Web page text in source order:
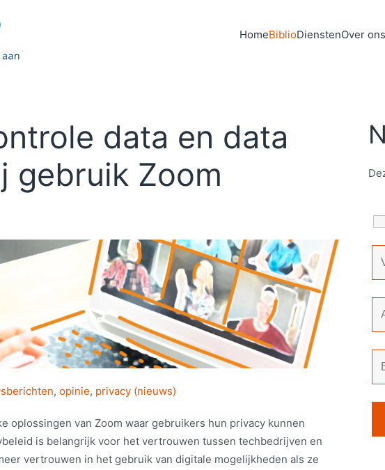
HomeBiblioDienstenOver ons
data en data
gebruik Zoom
, opinie, privacy (nieuws)
oplossingen van Zoom waar gebruikers hun privacy kunnen
is belangrijk voor het vertrouwen tussen techbedrijven en
vertrouwen in het gebruik van digitale mogelijkheden als ze